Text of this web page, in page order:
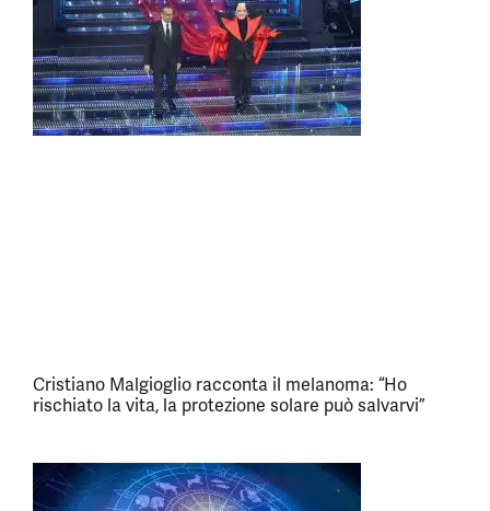
Cristiano Malgioglio racconta il melanoma: “Ho
rischiato la vita, la protezione solare può salvarvi”